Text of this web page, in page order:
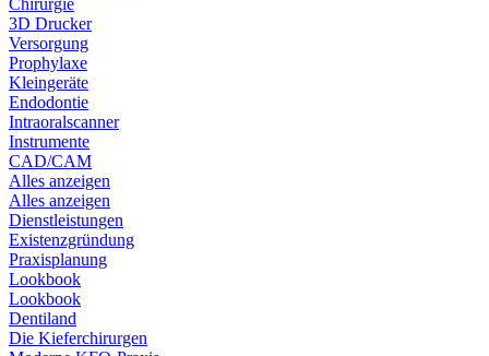
Chirurgie
3D Drucker
Versorgung
Prophylaxe
Kleingeräte
Endodontie
Intraoralscanner
Instrumente
CAD/CAM
Alles anzeigen
Alles anzeigen
Dienstleistungen
Existenzgründung
Praxisplanung
Lookbook
Lookbook
Dentiland
Die Kieferchirurgen